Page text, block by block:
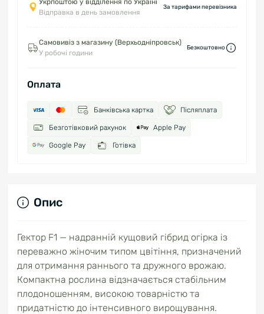
Укрпоштою у відділення по Україні
Відправка в день замовлення
За тарифами перевізника
Самовивіз з магазину (Верхьодніпровськ)
У робочі години
Безкоштовно
Оплата
Банківська картка Післяплата
Безготівковий рахунок Apple Pay
Google Pay Готівка
Опис
Гектор F1 — надранній кущовий гібрид огірка із
переважно жіночим типом цвітіння, призначений
для отримання раннього та дружного врожаю.
Компактна рослина відзначається стабільним
плодоношенням, високою товарністю та
придатністю до інтенсивного вирощування.